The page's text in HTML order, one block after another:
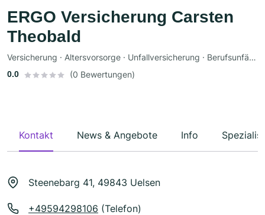
ERGO Versicherung Carsten
Theobald
Versicherung · Altersvorsorge · Unfallversicherung · Berufsunfähigkeitsversicherung · Rechtsschutzversicherung · Krankenversicherung · Haftpflichtversicherung · Autoversicherung · Gewerbeversicherung · Hausratversicherung · Lebensversicherung
0.0 (0 Bewertungen)
Kontakt News & Angebote Info
Steenebarg 41, 49843 Uelsen
+49594298106 (Telefon)